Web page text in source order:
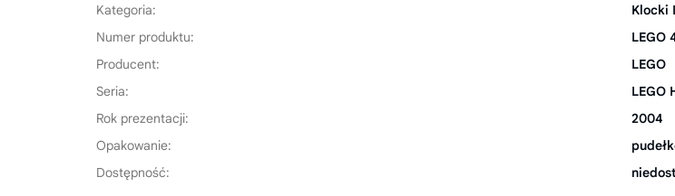
Kategoria:
Klocki
Numer produktu:
LEGO
Producent:
LEGO
Seria:
LEGO
Rok prezentacji:
2004
Opakowanie:
Dostępność: